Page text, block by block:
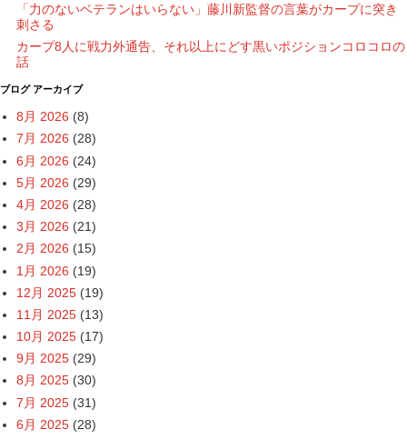
「力のないベテランはいらない」藤川新監督の言葉がカープに突き
刺さる
カープ8人に戦力外通告、それ以上にどす黒いポジションコロコロの
話
ブログ アーカイブ
8月 2026 (8)
7月 2026 (28)
6月 2026 (24)
5月 2026 (29)
4月 2026 (28)
3月 2026 (21)
2月 2026 (15)
1月 2026 (19)
12月 2025 (19)
11月 2025 (13)
10月 2025 (17)
9月 2025 (29)
8月 2025 (30)
7月 2025 (31)
6月 2025 (28)